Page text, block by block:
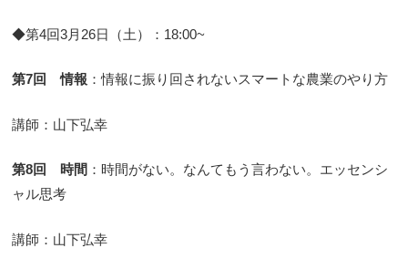
◆第4回3月26日（土）：18:00~
第7回 情報 ：情報に振り回されないスマートな農業のやり方
講師：山下弘幸
第8回 時間 ：時間がない。なんてもう言わない。エッセンシ
ャル思考
講師：山下弘幸